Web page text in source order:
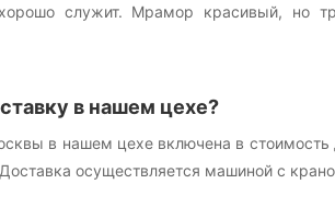
служит. Мрамор красивый, но
в нашем цехе?
в нашем цехе включена в
осуществляется машиной с